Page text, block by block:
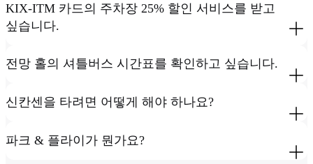
KIX-ITM 카드의 주차장 25% 할인 서비스를 받고
싶습니다.
전망 홀의 셔틀버스 시간표를 확인하고 싶습니다.
신칸센을 타려면 어떻게 해야 하나요?
파크 & 플라이가 뭔가요?